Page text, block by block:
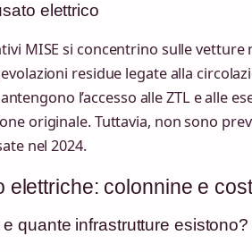
elettrico
MISE si concentrino sulle vetture
residue legate alla
l’accesso alle ZTL e alle
originale. Tuttavia, non sono
nel 2024.
elettriche: colonnine e
quante infrastrutture esistono?